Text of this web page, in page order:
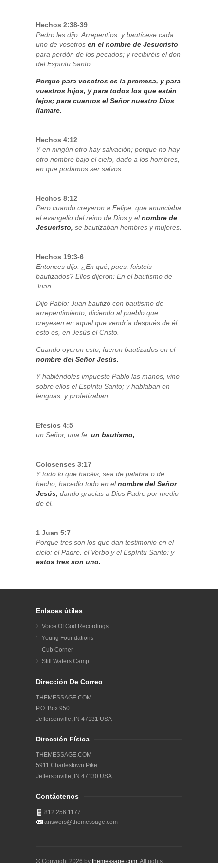
Hechos 2:38-39
Pedro les dijo: Arrepentíos, y bautícese cada
uno de vosotros en el nombre de Jesucristo
para perdón de los pecados; y recibiréis el don
del Espíritu Santo.
Porque para vosotros es la promesa, y para
vuestros hijos, y para todos los que están
lejos; para cuantos el Señor nuestro Dios
llamare.
Hechos 4:12
Y en ningún otro hay salvación; porque no hay
otro nombre bajo el cielo, dado a los hombres,
en que podamos ser salvos.
Hechos 8:12
Pero cuando creyeron a Felipe, que anunciaba
el evangelio del reino de Dios y elnombre de
Jesucristo, se bautizaban hombres y mujeres.
Hechos 19:3-6
Entonces dijo: ¿En qué, pues, fuisteis
bautizados? Ellos dijeron: En el bautismo de
Juan.
Dijo Pablo: Juan bautizó con bautismo de
arrepentimiento, diciendo al pueblo que
creyesen en aquel que vendría después de él,
esto es, en Jesús el Cristo.
Cuando oyeron esto, fueron bautizados en el
nombre del Señor Jesús.
Y habiéndoles impuesto Pablo las manos, vino
sobre ellos el Espíritu Santo; y hablaban en
lenguas, y profetizaban.
Efesios 4:5
un Señor, una fe, un bautismo,
Colosenses 3:17
Y todo lo que hacéis, sea de palabra o de
hecho, hacedlo todo en elnombre del Señor
Jesús, dando gracias a Dios Padre por medio
de él.
1 Juan 5:7
Porque tres son los que dan testimonio en el
cielo: el Padre, el Verbo y el Espíritu Santo; y
estos tres son uno.
Enlaces útiles
Voice Of God Recordings
Young Foundations
Cub Corner
Still Waters Camp
Dirección De Correo
THEMESSAGE.COM
P.O. Box 950
Jeffersonville, IN 47131 USA
Dirección Física
THEMESSAGE.COM
5911 Charlestown Pike
Jeffersonville, IN 47130 USA
Contáctenos
812.256.1177
answers@themessage.com
© Copyright 2026 by themessage.com. All rights